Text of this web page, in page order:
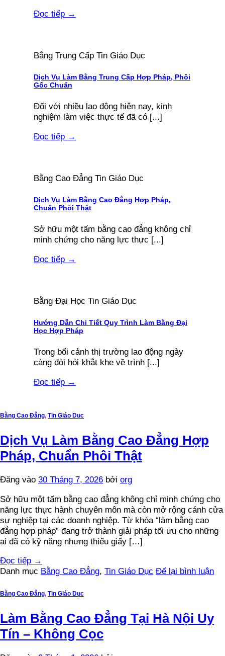
Đọc tiếp →
Bằng Trung Cấp Tin Giáo Dục
Dịch Vụ Làm Bằng Trung Cấp Hợp Pháp, Phôi
Gốc Chuẩn
Đối với nhiều lao động hiện nay, kinh
nghiệm làm việc thực tế đã có [...]
Đọc tiếp →
Bằng Cao Đẳng Tin Giáo Dục
Dịch Vụ Làm Bằng Cao Đẳng Hợp Pháp,
Chuẩn Phôi Thật
Sở hữu một tấm bằng cao đẳng không chỉ
minh chứng cho năng lực thực [...]
Đọc tiếp →
Bằng Đại Học Tin Giáo Dục
Hướng Dẫn Chi Tiết Quy Trình Làm Bằng Đại
Học Hợp Pháp
Trong bối cảnh thị trường lao động ngày
càng đòi hỏi khắt khe về trình [...]
Đọc tiếp →
Bằng Cao Đẳng, Tin Giáo Dục
Dịch Vụ Làm Bằng Cao Đẳng Hợp
Pháp, Chuẩn Phôi Thật
Đăng vào 30 Tháng 7, 2026 bởi org
Sở hữu một tấm bằng cao đẳng không chỉ minh chứng cho
năng lực thực hành chuyên môn mà còn mở rộng cánh cửa
sự nghiệp tại các doanh nghiệp. Từ khóa “làm bằng cao
đẳng hợp pháp” đang trở thành giải pháp tối ưu cho những
ai đã có kỹ năng nhưng thiếu giấy […]
Đọc tiếp →
Danh mục Bằng Cao Đẳng, Tin Giáo Dục Để lại bình luận
Bằng Cao Đẳng, Tin Giáo Dục
Làm Bằng Cao Đẳng Tại Hà Nội Uy
Tín – Không Cọc